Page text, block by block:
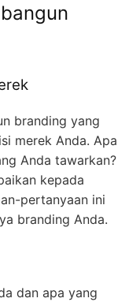
branding yang
merek Anda. Apa
Anda tawarkan?
kepada
pertanyaan ini
branding Anda.
dan apa yang